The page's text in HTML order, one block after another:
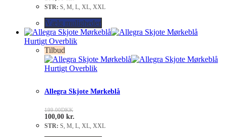
STR: S, M, L, XL, XXL
Vælg muligheder
Hurtigt Overblik
Tilbud
Hurtigt Overblik
Allegra Skjote Mørkeblå
199.00DKK
100,00 kr.
STR: S, M, L, XL, XXL